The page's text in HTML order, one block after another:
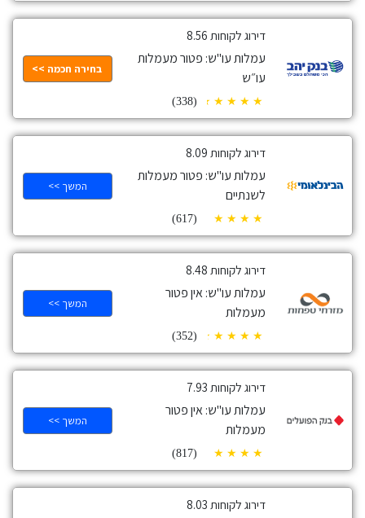
דירוג לקוחות 8.56
עמלות עו"ש: פטור מעמלות
עו״ש
(338)
בחירה חכמה >>
דירוג לקוחות 8.09
עמלות עו"ש: פטור מעמלות
לשנתיים
(617)
המשך >>
דירוג לקוחות 8.48
עמלות עו"ש: אין פטור
מעמלות
(352)
המשך >>
דירוג לקוחות 7.93
עמלות עו"ש: אין פטור
מעמלות
(817)
המשך >>
דירוג לקוחות 8.03